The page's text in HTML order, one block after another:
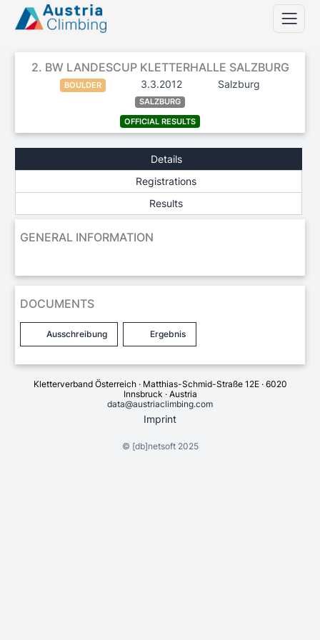
2. BW LANDESCUP KLETTERHALLE SALZBURG
BOULDER 3.3.2012 Salzburg
SALZBURG
OFFICIAL RESULTS
Details
Registrations
Results
GENERAL INFORMATION
DOCUMENTS
Ausschreibung Ergebnis
Kletterverband Österreich · Matthias-Schmid-Straße 12E · 6020
Innsbruck · Austria
data@austriaclimbing.com
Imprint
© [db]netsoft2025